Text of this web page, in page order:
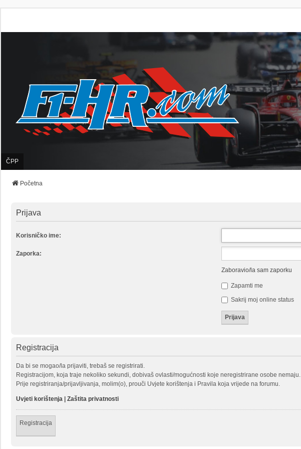
ČPP
Početna
Prijava
Korisničko ime:
Zaporka:
Zaboravio/la sam zaporku
Zapamti me
Sakrij moj online status
Registracija
Da bi se mogao/la prijaviti, trebaš se registrirati.
Registracijom, koja traje nekoliko sekundi, dobivaš ovlasti/mogućnosti koje neregistrirane osobe nemaju.
Prije registriranja/prijavljivanja, molim(o), prouči Uvjete korištenja i Pravila koja vrijede na forumu.
Uvjeti korištenja | Zaštita privatnosti
Registracija